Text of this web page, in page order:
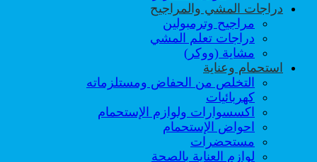
دراجات المشي والمراجيح
مراجيح وترمبولين
دراجات تعلم المشي
مشاية (ووكر)
استحمام وعناية
التخلص من الحفاض ومستلزماته
كهربائيات
اكسسوارات ولوازم الإستحمام
احواض الإستحمام
مستحضرات
لوازم العناية بالصحة